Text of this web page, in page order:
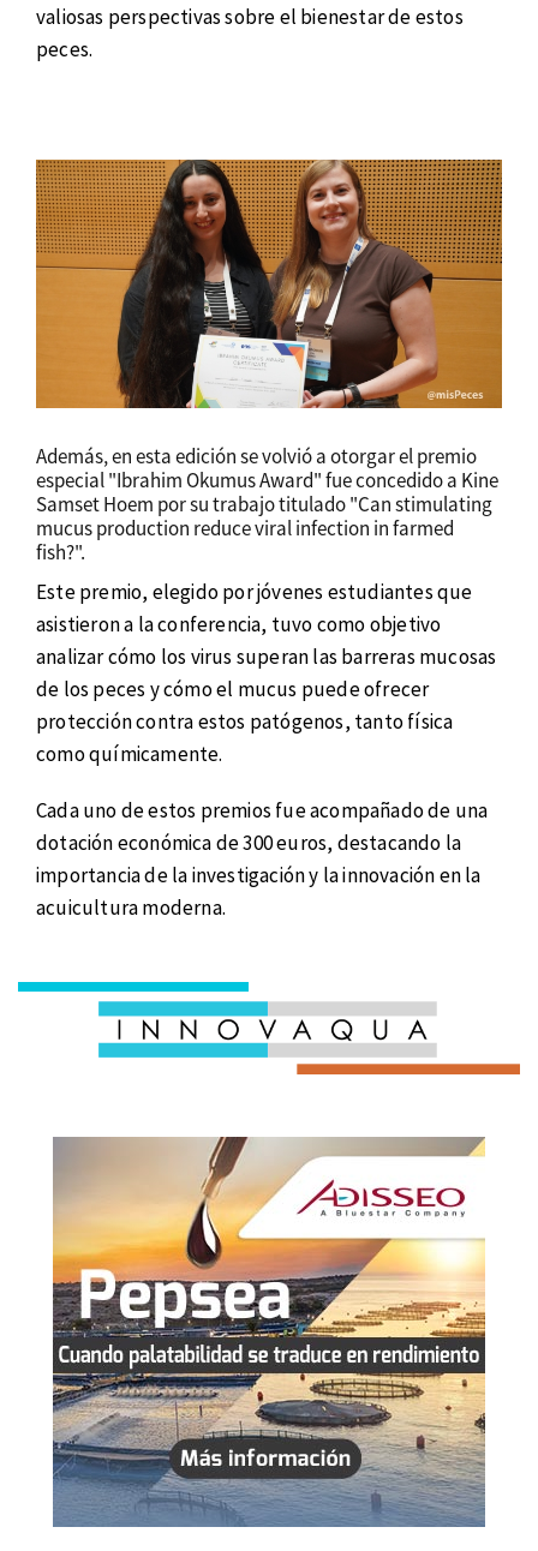
valiosas perspectivas sobre el bienestar de estos
peces.
Además, en esta edición se volvió a otorgar el premio
especial "Ibrahim Okumus Award" fue concedido a Kine
Samset Hoem por su trabajo titulado "Can stimulating
mucus production reduce viral infection in farmed
fish?".
Este premio, elegido por jóvenes estudiantes que
asistieron a la conferencia, tuvo como objetivo
analizar cómo los virus superan las barreras mucosas
de los peces y cómo el mucus puede ofrecer
protección contra estos patógenos, tanto física
como químicamente.
Cada uno de estos premios fue acompañado de una
dotación económica de 300 euros, destacando la
importancia de la investigación y la innovación en la
acuicultura moderna.